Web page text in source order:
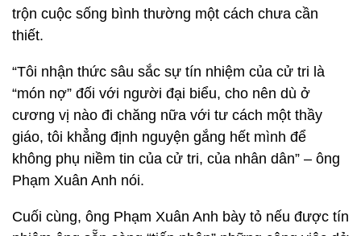
trộn cuộc sống bình thường một cách chưa cần
thiết.
“Tôi nhận thức sâu sắc sự tín nhiệm của cử tri là
“món nợ” đối với người đại biểu, cho nên dù ở
cương vị nào đi chăng nữa với tư cách một thầy
giáo, tôi khẳng định nguyện gắng hết mình để
không phụ niềm tin của cử tri, của nhân dân” – ông
Phạm Xuân Anh nói.
Cuối cùng, ông Phạm Xuân Anh bày tỏ nếu được tín